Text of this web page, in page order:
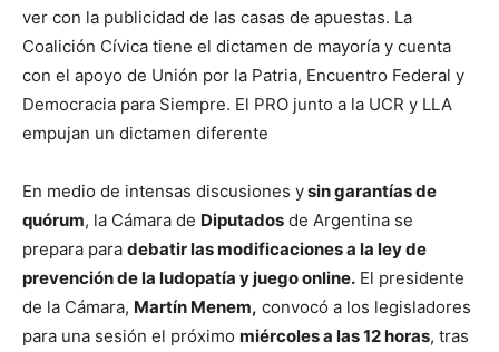
ver con la publicidad de las casas de apuestas. La
Coalición Cívica tiene el dictamen de mayoría y cuenta
con el apoyo de Unión por la Patria, Encuentro Federal y
Democracia para Siempre. El PRO junto a la UCR y LLA
empujan un dictamen diferente
En medio de intensas discusiones ysin garantías de
quórum, la Cámara de Diputados de Argentina se
prepara para debatir las modificaciones a la ley de
prevención de la ludopatía y juego online. El presidente
de la Cámara, Martín Menem, convocó a los legisladores
para una sesión el próximo miércoles a las 12 horas, tras